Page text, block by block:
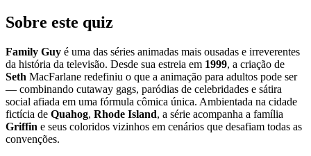
Sobre este quiz
Family Guy é uma das séries animadas mais ousadas e irreverentes
da história da televisão. Desde sua estreia em 1999, a criação de
Seth MacFarlane redefiniu o que a animação para adultos pode ser
— combinando cutaway gags, paródias de celebridades e sátira
social afiada em uma fórmula cômica única. Ambientada na cidade
fictícia de Quahog, Rhode Island, a série acompanha a família
Griffin e seus coloridos vizinhos em cenários que desafiam todas as
convenções.